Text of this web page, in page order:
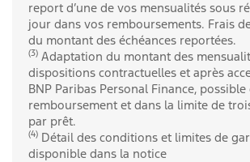
report d’une de vos mensualités sous
jour dans vos remboursements. Frais
du montant des échéances reportées.
(3) Adaptation du montant des
dispositions contractuelles et après
BNP Paribas Personal Finance,
remboursement et dans la limite de
par prêt.
(4) Détail des conditions et limites de
disponible dans la notice